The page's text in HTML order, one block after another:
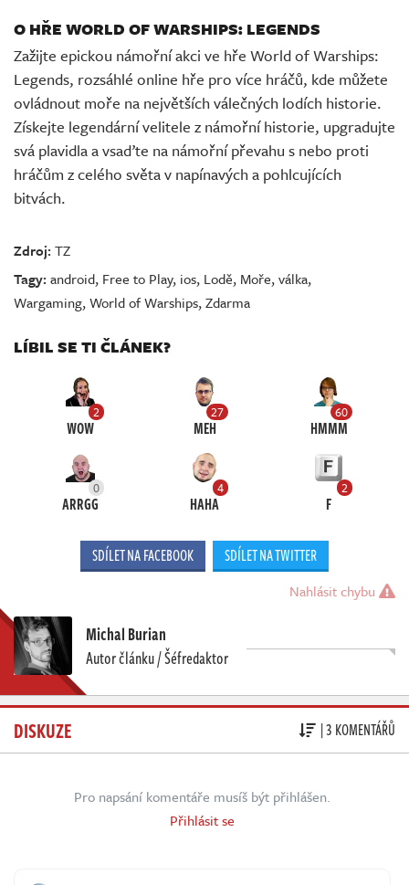
O HŘE WORLD OF WARSHIPS: LEGENDS
Zažijte epickou námořní akci ve hře World of Warships:
Legends, rozsáhlé online hře pro více hráčů, kde můžete
ovládnout moře na největších válečných lodích historie.
Získejte legendární velitele z námořní historie, upgradujte
svá plavidla a vsaďte na námořní převahu s nebo proti
hráčům z celého světa v napínavých a pohlcujících
bitvách.
Zdroj:TZ
Tagy:android, Free to Play, ios, Lodě, Moře,válka,
Wargaming,World of Warships,Zdarma
LÍBIL SE TI ČLÁNEK?
2
WOW
27
MEH
60
HMMM
0
ARRGG
4
HAHA
2
F
SDÍLET NA FACEBOOK SDÍLET NA TWITTER
Nahlásit chybu
Michal Burian
Autor článku / Šéfredaktor
DISKUZE | 3 KOMENTÁŘŮ
Pro napsání komentáře musíš být přihlášen.
Přihlásit se